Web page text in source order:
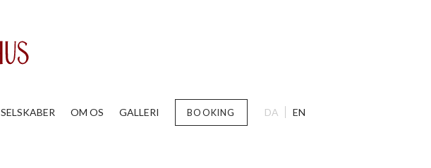
SELSKABER OM OS GALLERI BOOKING DA EN